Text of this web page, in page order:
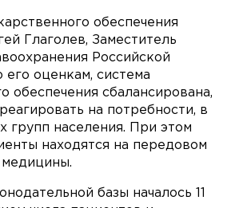
обеспечения
Глаголев, Заместитель
Российской
оценкам, система
обеспечения сбалансирована,
на потребности, в
групп населения. При этом
находятся на передовом
медицины.
базы началось 11